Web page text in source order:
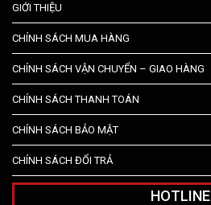
GIỚI THIỆU
CHÍNH SÁCH MUA HÀNG
CHÍNH SÁCH VẬN CHUYỂN – GIAO HÀNG
CHÍNH SÁCH THANH TOÁN
CHÍNH SÁCH BẢO MẬT
CHÍNH SÁCH ĐỔI TRẢ
HOTLINE